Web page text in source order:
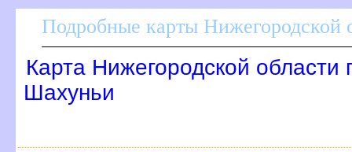
Подробные карты Нижегородской
Карта Нижегородской области
Шахуньи